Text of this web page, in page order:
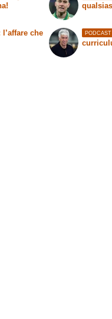
che
PODCAST